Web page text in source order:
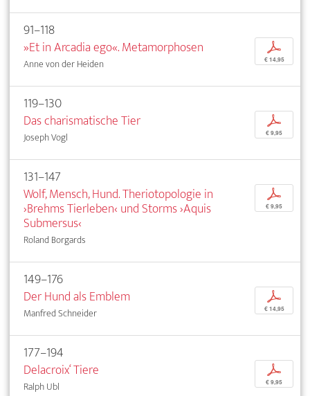
91–118
»Et in Arcadia ego«. Metamorphosen
Anne von der Heiden
p
€ 14,95
119–130
Das charismatische Tier
Joseph Vogl
p
€ 9,95
131–147
Wolf, Mensch, Hund. Theriotopologie in
›Brehms Tierleben‹ und Storms ›Aquis
Submersus‹
Roland Borgards
p
€ 9,95
149–176
Der Hund als Emblem
Manfred Schneider
p
€ 14,95
177–194
Delacroix‘ Tiere
Ralph Ubl
p
€ 9,95